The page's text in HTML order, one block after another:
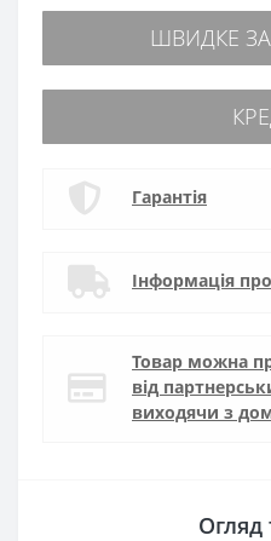
ШВИДКЕ
Гарантія
Інформація
Товар можна
від
виходячи з
Огляд